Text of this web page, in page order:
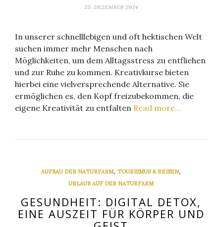
25. DEZEMBER 2024
In unserer schnelllebigen und oft hektischen Welt
suchen immer mehr Menschen nach
Möglichkeiten, um dem Alltagsstress zu entfliehen
und zur Ruhe zu kommen. Kreativkurse bieten
hierbei eine vielversprechende Alternative. Sie
ermöglichen es, den Kopf freizubekommen, die
eigene Kreativität zu entfalten Read more…
AUFBAU DER NATURFARM, TOURISMUS & REISEN,
URLAUB AUF DER NATURFARM
GESUNDHEIT: DIGITAL DETOX,
EINE AUSZEIT FÜR KÖRPER UND